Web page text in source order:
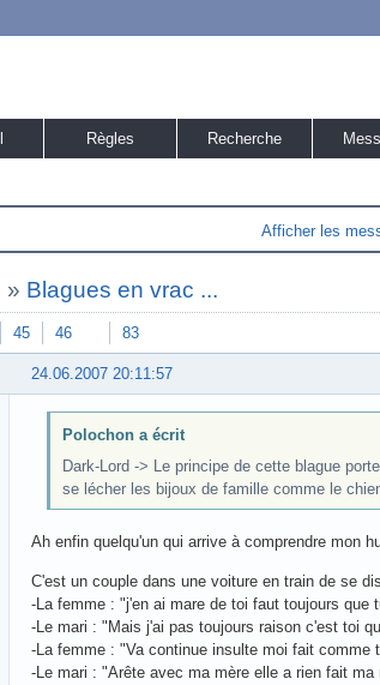
Règles Recherche
Afficher les
» Blagues en vrac ...
45 46 83
24.06.2007 20:11:57
Polochon a écrit
Dark-Lord -> Le principe de cette blague
se lécher les bijoux de famille comme le
Ah enfin quelqu'un qui arrive à comprendre mon
C'est un couple dans une voiture en train de se
-La femme : "j'en ai mare de toi faut toujours que
-Le mari : "Mais j'ai pas toujours raison c'est toi
-La femme : "Va continue insulte moi fait comme
-Le mari : "Arête avec ma mère elle a rien fait